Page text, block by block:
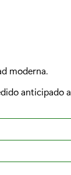
moderna.
anticipado a